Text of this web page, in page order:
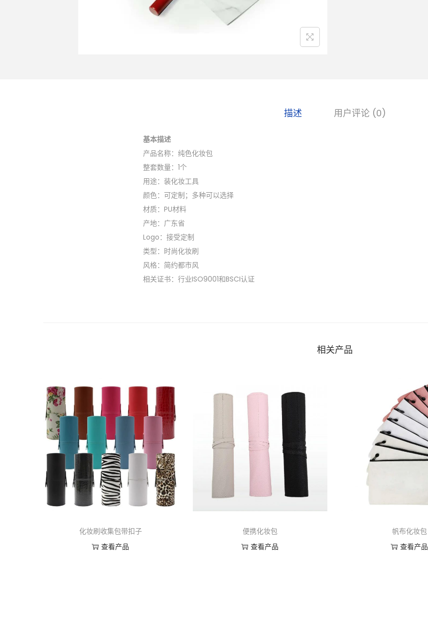
描述 用户评论 (0)
基本描述
产品名称：纯色化妆包
整套数量：1个
用途：装化妆工具
颜色：可定制；多种可以选择
材质：PU材料
产地：广东省
Logo：接受定制
类型：时尚化妆刷
风格：简约都市风
相关证书：行业ISO9001和BSCI认证
相关产品
化妆刷收集包带扣子
查看产品
便携化妆包
查看产品
帆布化妆包
查看产品